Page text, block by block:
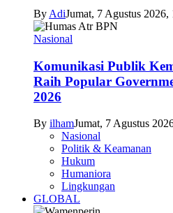
By AdiJumat, 7 Agustus 2026,
Nasional
Komunikasi Publik
Raih Popular
2026
By ilhamJumat, 7 Agustus
Nasional
Politik & Keamanan
Hukum
Humaniora
Lingkungan
GLOBAL